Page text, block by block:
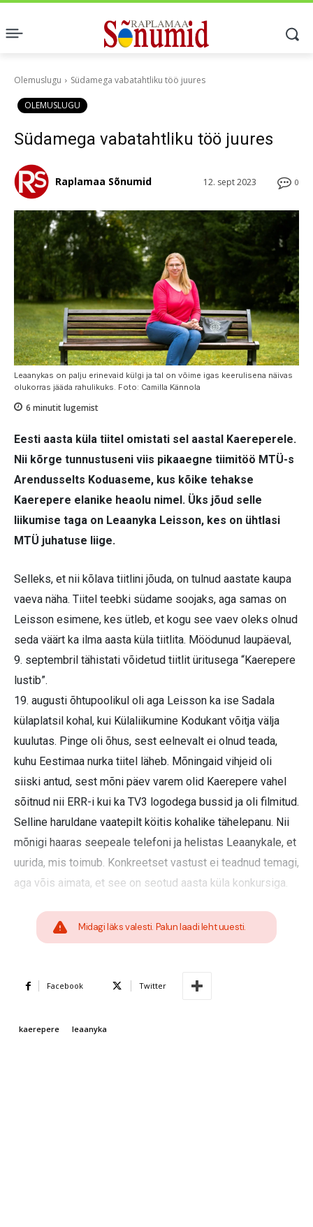
Olemuslugu Südamega vabatahtliku töö juures
OLEMUSLUGU
Südamega vabatahtliku töö juures
0
12. sept 2023
Raplamaa Sõnumid
Leaanykas on palju erinevaid külgi ja tal on võime igas keerulisena näivas
olukorras jääda rahulikuks. Foto: Camilla Kännola
6 minutit lugemist
Eesti aasta küla tiitel omistati sel aastal Kaereperele.
Nii kõrge tunnustuseni viis pikaaegne tiimitöö MTÜ-s
Arendusselts Koduaseme, kus kõike tehakse
Kaerepere elanike heaolu nimel. Üks jõud selle
liikumise taga on Leaanyka Leisson, kes on ühtlasi
MTÜ juhatuse liige.
Selleks, et nii kõlava tiitlini jõuda, on tulnud aastate kaupa
vaeva näha. Tiitel teebki südame soojaks, aga samas on
Leisson esimene, kes ütleb, et kogu see vaev oleks olnud
seda väärt ka ilma aasta küla tiitlita. Möödunud laupäeval,
9. septembril tähistati võidetud tiitlit üritusega “Kaerepere
lustib”.
19. augusti õhtupoolikul oli aga Leisson ka ise Sadala
külaplatsil kohal, kui Külaliikumine Kodukant võitja välja
kuulutas. Pinge oli õhus, sest eelnevalt ei olnud teada,
kuhu Eestimaa nurka tiitel läheb. Mõningaid vihjeid oli
siiski antud, sest mõni päev varem olid Kaerepere vahel
sõitnud nii ERR-i kui ka TV3 logodega bussid ja oli filmitud.
Selline haruldane vaatepilt köitis kohalike tähelepanu. Nii
mõnigi haaras seepeale telefoni ja helistas Leaanykale, et
uurida, mis toimub. Konkreetset vastust ei teadnud temagi,
aga võis aimata, et see on seotud aasta küla konkursiga.
Midagi läks valesti. Palun laadi leht uuesti.
Facebook Twitter
kaerepere leaanyka